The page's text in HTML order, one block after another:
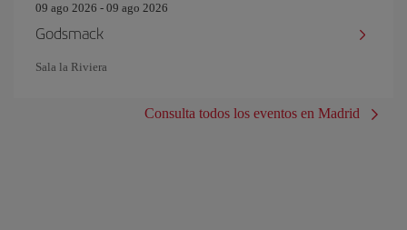
09 ago 2026 - 09 ago 2026
Godsmack
Sala la Riviera
Consulta todos los eventos en Madrid